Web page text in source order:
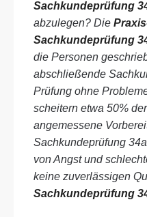
Sachkundeprüfung
abzulegen? Die
Sachkundeprüfung
die Personen
abschließende
Prüfung ohne
scheitern etwa 50%
angemessene
Sachkundeprüfung
von Angst und
keine zuverlässigen
Sachkundeprüfung